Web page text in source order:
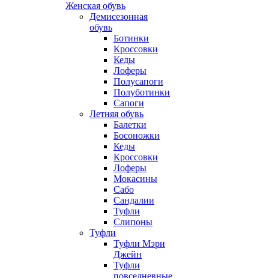
Женская обувь
Демисезонная
обувь
Ботинки
Кроссовки
Кеды
Лоферы
Полусапоги
Полуботинки
Сапоги
Летняя обувь
Балетки
Босоножки
Кеды
Кроссовки
Лоферы
Мокасины
Сабо
Сандалии
Туфли
Слипоны
Туфли
Туфли Мэри
Джейн
Туфли
повседневные